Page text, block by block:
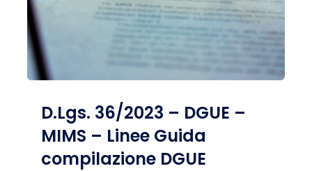
D.Lgs. 36/2023 – DGUE –
MIMS – Linee Guida
compilazione DGUE